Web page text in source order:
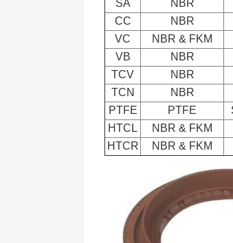
SA
NBR
CC
NBR
VC
NBR & FKM
VB
NBR
TCV
NBR
TCN
NBR
PTFE
PTFE
HTCL
NBR & FKM
HTCR
NBR & FKM